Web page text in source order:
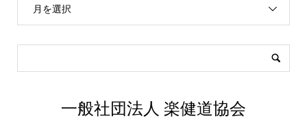
月を選択
一般社団法人 楽健道協会